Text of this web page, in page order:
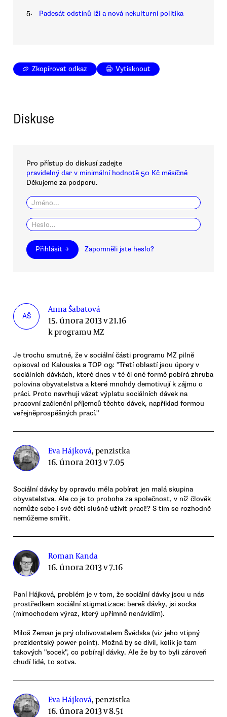
5. Padesát odstínů lži a nová nekulturní politika
Zkopírovat odkaz Vytisknout
Diskuse
Pro přístup do diskusí zadejte
pravidelný dar v minimální hodnotě 50 Kč měsíčně
Děkujeme za podporu.
Přihlásit → Zapomněli jste heslo?
AŠ
Anna Šabatová
15. února 2013 v 21.16
k programu MZ
Je trochu smutné, že v sociální části programu MZ pilně
opisoval od Kalouska a TOP 09: "Třetí oblastí jsou úpory v
sociálních dávkách, které dnes v té či oné formě pobírá zhruba
polovina obyvatelstva a které mnohdy demotivují k zájmu o
práci. Proto navrhuji vázat výplatu sociálních dávek na
pracovní začlenění příjemců těchto dávek, například formou
veřejněprospěšných prací."
Eva Hájková, penzistka
16. února 2013 v 7.05
Sociální dávky by opravdu měla pobírat jen malá skupina
obyvatelstva. Ale co je to proboha za společnost, v níž člověk
nemůže sebe i své děti slušně uživit prací!? S tím se rozhodně
nemůžeme smířit.
Roman Kanda
16. února 2013 v 7.16
Paní Hájková, problém je v tom, že sociální dávky jsou u nás
prostředkem sociální stigmatizace: bereš dávky, jsi socka
(mimochodem výraz, který upřímně nenávidím).
Miloš Zeman je prý obdivovatelem Švédska (viz jeho vtipný
prezidentský power point). Možná by se divil, kolik je tam
takových "socek", co pobírají dávky. Ale že by to byli zároveň
chudí lidé, to sotva.
Eva Hájková, penzistka
16. února 2013 v 8.51